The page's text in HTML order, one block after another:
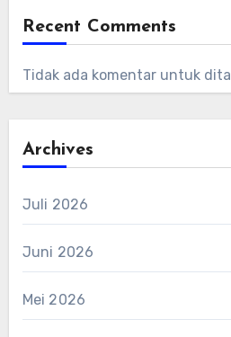
Recent Comments
Tidak ada komentar untuk
Archives
Juli 2026
Juni 2026
Mei 2026